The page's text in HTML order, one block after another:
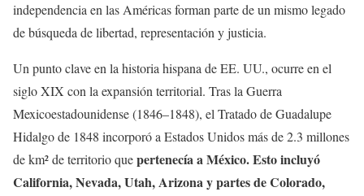
independencia en las Américas forman parte de un mismo legado
de búsqueda de libertad, representación y justicia.
Un punto clave en la historia hispana de EE. UU., ocurre en el
siglo XIX con la expansión territorial. Tras la Guerra
Mexicoestadounidense (1846–1848), el Tratado de Guadalupe
Hidalgo de 1848 incorporó a Estados Unidos más de 2.3 millones
de km² de territorio quepertenecía a México. Esto incluyó
California, Nevada, Utah, Arizona y partes de Colorado,